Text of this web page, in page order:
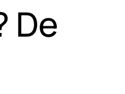
De